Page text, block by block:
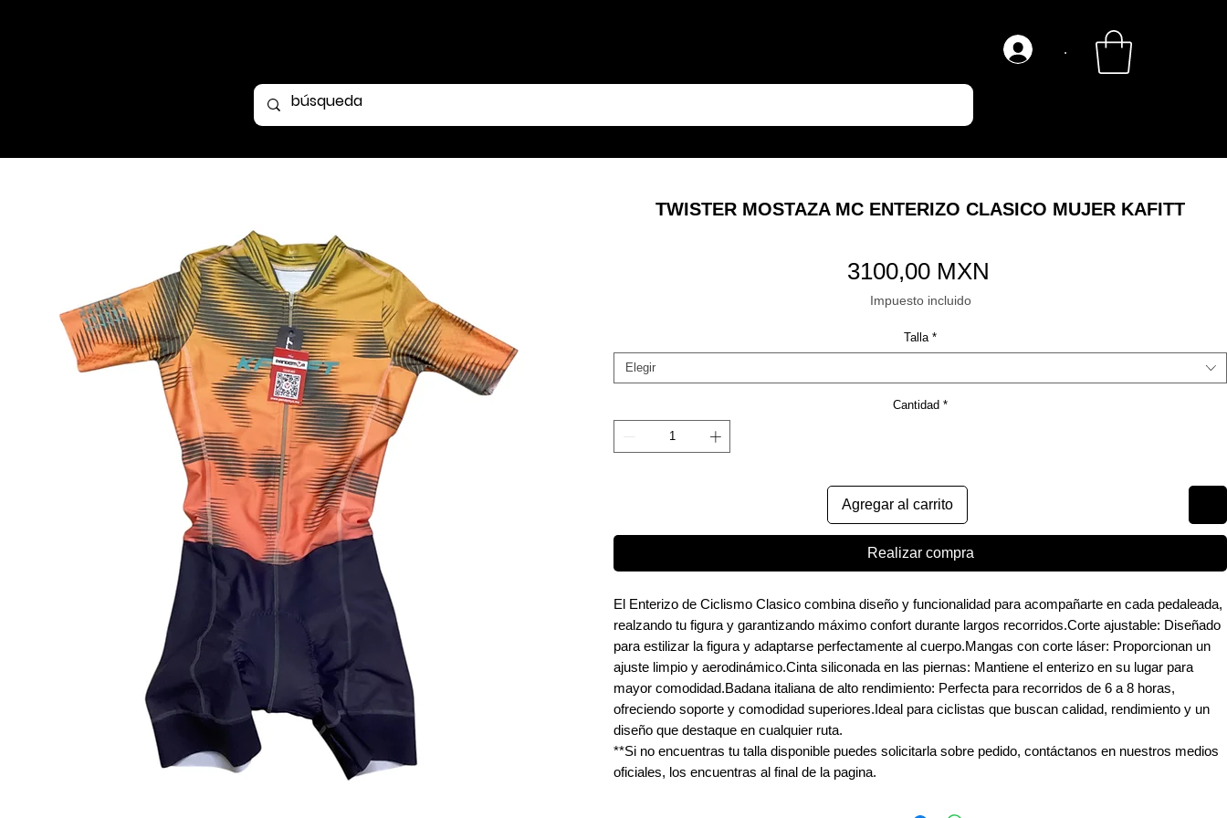
.
TWISTER MOSTAZA MC ENTERIZO CLASICO MUJER KAFITT
3100,00 MXN
Impuesto incluido
Talla *
Elegir
Cantidad *
Agregar al carrito
Realizar compra
El Enterizo de Ciclismo Clasico combina diseño y funcionalidad para acompañarte en cada pedaleada,
realzando tu figura y garantizando máximo confort durante largos recorridos.Corte ajustable: Diseñado
para estilizar la figura y adaptarse perfectamente al cuerpo.Mangas con corte láser: Proporcionan un
ajuste limpio y aerodinámico.Cinta siliconada en las piernas: Mantiene el enterizo en su lugar para
mayor comodidad.Badana italiana de alto rendimiento: Perfecta para recorridos de 6 a 8 horas,
ofreciendo soporte y comodidad superiores.Ideal para ciclistas que buscan calidad, rendimiento y un
diseño que destaque en cualquier ruta.
**Si no encuentras tu talla disponible puedes solicitarla sobre pedido, contáctanos en nuestros medios
oficiales, los encuentras al final de la pagina.